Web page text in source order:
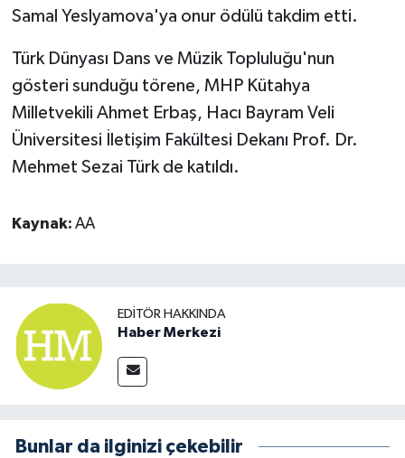
Samal Yeslyamova'ya onur ödülü takdim etti.
Türk Dünyası Dans ve Müzik Topluluğu'nun
gösteri sunduğu törene, MHP Kütahya
Milletvekili Ahmet Erbaş, Hacı Bayram Veli
Üniversitesi İletişim Fakültesi Dekanı Prof. Dr.
Mehmet Sezai Türk de katıldı.
Kaynak: AA
EDITÖR HAKKINDA
Haber Merkezi
Bunlar da ilginizi çekebilir